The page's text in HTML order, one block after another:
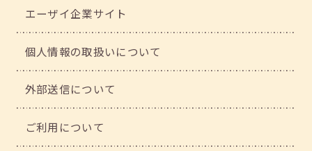
エーザイ企業サイト
個人情報の取扱いについて
外部送信について
ご利用について